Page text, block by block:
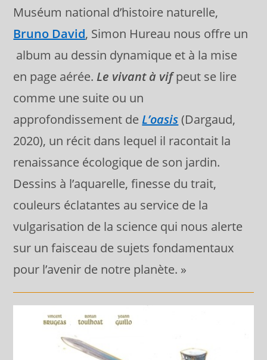
Muséum national d’histoire naturelle,
Bruno David, Simon Hureau nous offre un
album au dessin dynamique et à la mise
en page aérée. Le vivant à vifpeut se lire
comme une suite ou un
approfondissement deL’oasis(Dargaud,
2020), un récit dans lequel il racontait la
renaissance écologique de son jardin.
Dessins à l’aquarelle, finesse du trait,
couleurs éclatantes au service de la
vulgarisation de la science qui nous alerte
sur un faisceau de sujets fondamentaux
pour l’avenir de notre planète. »